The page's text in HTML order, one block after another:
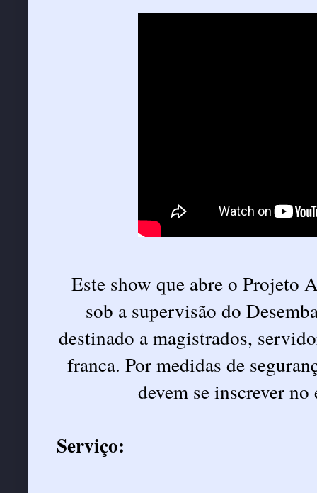
Este show que abre o Projeto
sob a supervisão do
destinado a magistrados,
franca. Por medidas de
devem se inscrever
Serviço: